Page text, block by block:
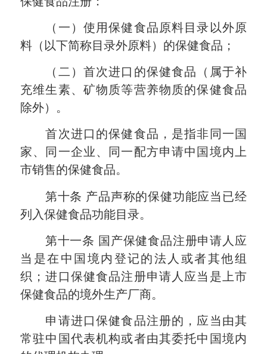
（一）使用保健食品原料目录以外原
料（以下简称目录外原料）的保健食品；
（二）首次进口的保健食品（属于补
充维生素、矿物质等营养物质的保健食品
除外）。
首次进口的保健食品，是指非同一国
家、同一企业、同一配方申请中国境内上
市销售的保健食品。
第十条 产品声称的保健功能应当已经
列入保健食品功能目录。
第十一条 国产保健食品注册申请人应
当是在中国境内登记的法人或者其他组
织；进口保健食品注册申请人应当是上市
保健食品的境外生产厂商。
申请进口保健食品注册的，应当由其
常驻中国代表机构或者由其委托中国境内